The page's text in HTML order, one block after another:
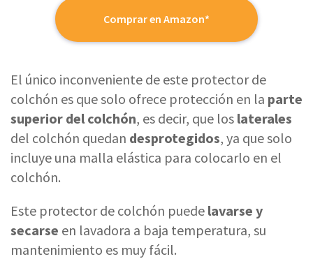
Comprar en Amazon*
El único inconveniente de este protector de
colchón es que solo ofrece protección en la parte
superior del colchón, es decir, que los laterales
del colchón quedan desprotegidos, ya que solo
incluye una malla elástica para colocarlo en el
colchón.
Este protector de colchón puede lavarse y
secarse en lavadora a baja temperatura, su
mantenimiento es muy fácil.